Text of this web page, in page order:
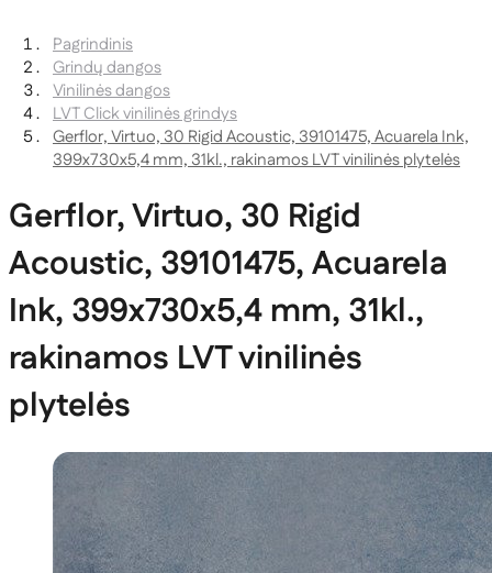
Pagrindinis
Grindų dangos
Vinilinės dangos
LVT Click vinilinės grindys
Gerflor, Virtuo, 30 Rigid Acoustic, 39101475, Acuarela Ink,
399x730x5,4 mm, 31kl., rakinamos LVT vinilinės plytelės
Gerflor, Virtuo, 30 Rigid
Acoustic, 39101475, Acuarela
Ink, 399x730x5,4 mm, 31kl.,
rakinamos LVT vinilinės
plytelės